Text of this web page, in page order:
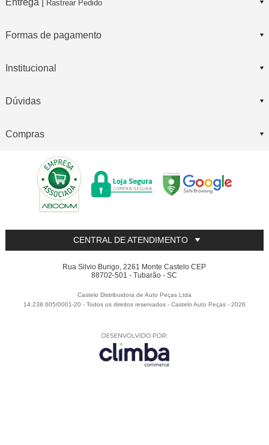
Rastrear Pedido
Formas de pagamento
Institucional
Dúvidas
Compras
CENTRAL DE ATENDIMENTO
Rua Silvio Burigo, 2261 Monte Castelo CEP
88702-501 - Tubarão - SC
Castelo Distribuidora de Auto Peças Ltda
14.238.605/0001-20 - Todos os direitos reservados -Castelo Auto Peças -2026